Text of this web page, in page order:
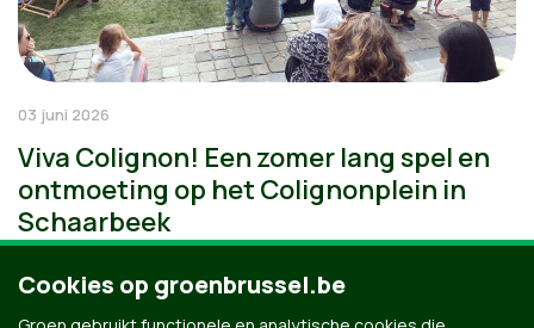
03 juni 2026
Viva Colignon! Een zomer lang spel en
ontmoeting op het Colignonplein in
Schaarbeek
Cookies op groenbrussel.be